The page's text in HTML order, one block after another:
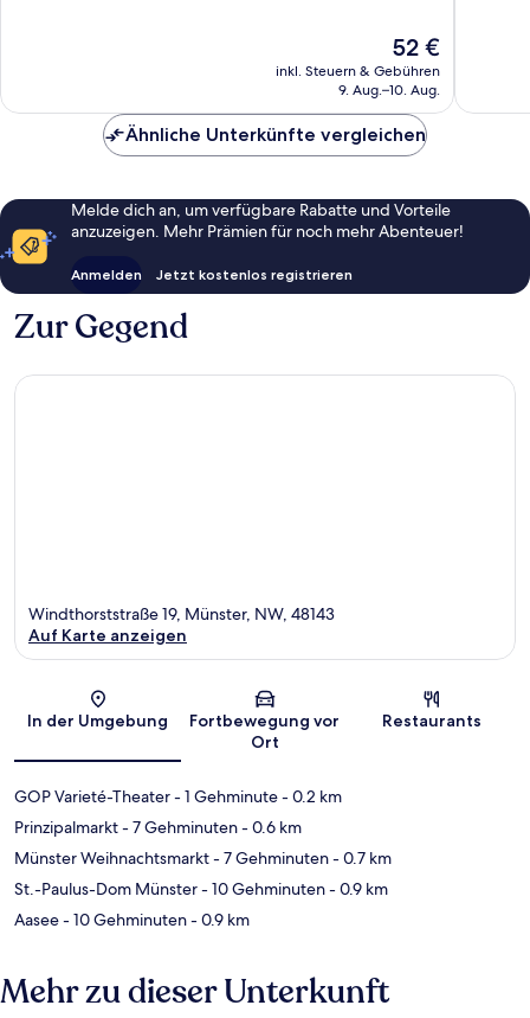
Der
Preis
beträgt
52 €
inkl. Steuern & Gebühren
9. Aug.–10. Aug.
Ähnliche Unterkünfte vergleichen
Melde dich an, um verfügbare Rabatte und Vorteile
anzuzeigen. Mehr Prämien für noch mehr Abenteuer!
Anmelden Jetzt kostenlos registrieren
Zur Gegend
Karte
Windthorststraße 19, Münster, NW, 48143
Auf Karte anzeigen
In der Umgebung
Fortbewegung vor
Ort
Restaurants
GOP Varieté-Theater- 1 Gehminute- 0.2 km
Prinzipalmarkt- 7 Gehminuten- 0.6 km
Münster Weihnachtsmarkt- 7 Gehminuten- 0.7 km
St.-Paulus-Dom Münster- 10 Gehminuten- 0.9 km
Aasee- 10 Gehminuten- 0.9 km
Mehr zu dieser Unterkunft